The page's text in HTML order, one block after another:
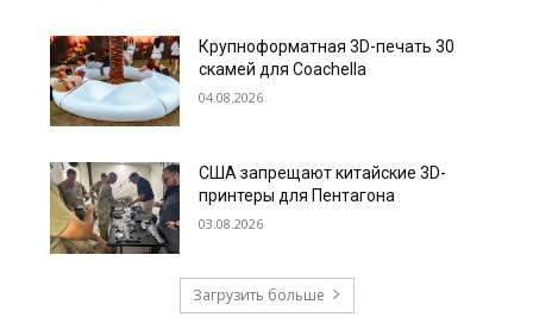
Крупноформатная 3D-печать 30
скамей для Coachella
04.08.2026
США запрещают китайские 3D-
принтеры для Пентагона
03.08.2026
Загрузить больше